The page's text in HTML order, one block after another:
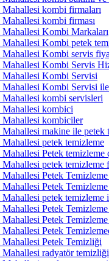
kombi firmaları
kombi firması
Kombi Markaları
Kombi petek
Kombi servis
Kombi Servis
Kombi Servisi
Kombi Servisi
kombi servisleri
kombici
kombiciler
makine ile petek
petek temizleme
Petek temizleme
petek temizleme
Petek Temizleme
Petek
petek temizleme
Petek
Petek
Petek
Petek Temizliği
radyatör temizliği